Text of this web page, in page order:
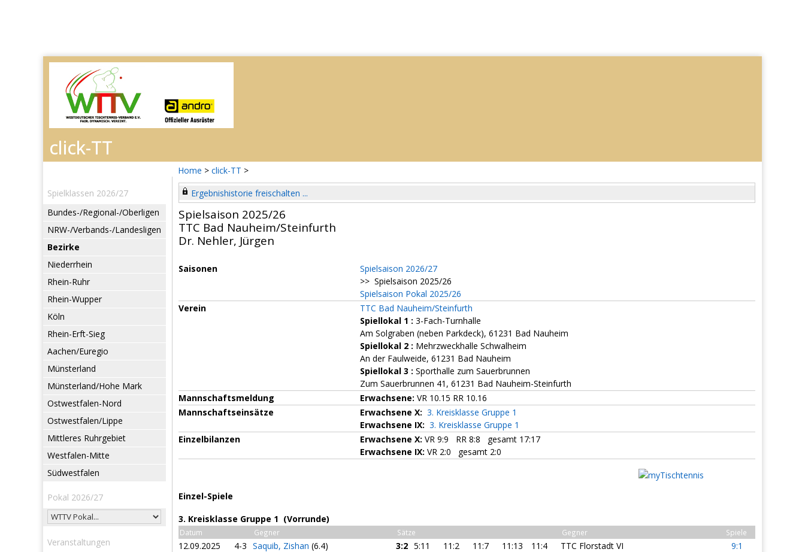
Home > click-TT >
Spielklassen 2026/27
Bundes-/Regional-/Oberligen
NRW-/Verbands-/Landesligen
Bezirke
Niederrhein
Rhein-Ruhr
Rhein-Wupper
Köln
Rhein-Erft-Sieg
Aachen/Euregio
Münsterland
Münsterland/Hohe Mark
Ostwestfalen-Nord
Ostwestfalen/Lippe
Mittleres Ruhrgebiet
Westfalen-Mitte
Südwestfalen
Pokal 2026/27
Veranstaltungen
Ergebnishistorie freischalten ...
Spielsaison 2025/26
TTC Bad Nauheim/Steinfurth
Dr. Nehler, Jürgen
Saisonen
Spielsaison 2026/27
>> Spielsaison 2025/26
Spielsaison Pokal 2025/26
Verein
TTC Bad Nauheim/Steinfurth
Spiellokal 1 : 3-Fach-Turnhalle
Am Solgraben (neben Parkdeck), 61231 Bad Nauheim
Spiellokal 2 : Mehrzweckhalle Schwalheim
An der Faulweide, 61231 Bad Nauheim
Spiellokal 3 : Sporthalle zum Sauerbrunnen
Zum Sauerbrunnen 41, 61231 Bad Nauheim-Steinfurth
Mannschaftsmeldung
Erwachsene: VR 10.15 RR 10.16
Mannschaftseinsätze
Erwachsene X: 3. Kreisklasse Gruppe 1
Erwachsene IX: 3. Kreisklasse Gruppe 1
Einzelbilanzen
Erwachsene X: VR 9:9 RR 8:8 gesamt 17:17
Erwachsene IX: VR 2:0 gesamt 2:0
Einzel-Spiele
3. Kreisklasse Gruppe 1 (Vorrunde)
Datum Gegner Sätze Gegner Spiele
12.09.2025 4-3 Saquib, Zishan (6.4) 3:2 5:11 11:2 11:7 11:13 11:4 TTC Florstadt VI
9:1